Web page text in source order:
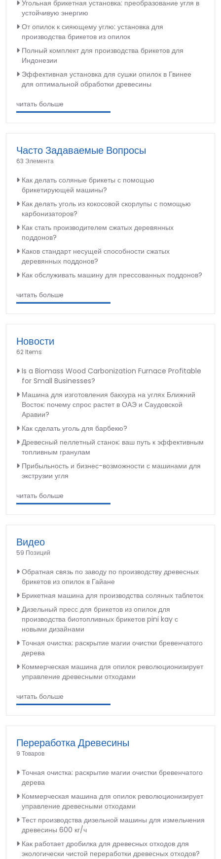
Угольная брикетная установка: преобразование угля в
устойчивую энергию
От опилок к сияющему углю: установка для
производства брикетов из опилок
Полный комплект для производства брикетов для
Индонезии
Эффективная установка для сушки опилок в Гвинее
для оптимальной обработки древесины
читать больше
Часто Задаваемые Вопросы
63 Элемента
Как делать соляные брикеты с помощью
брикетирующей машины?
Как делать уголь из кокосовой скорлупы с помощью
карбонизаторов?
Как стать производителем сжатых деревянных
поддонов?
Каков стандарт несущей способности сжатых
деревянных поддонов?
Как обслуживать машину для прессованных поддонов?
читать больше
Новости
62 Items
Is a Biomass Wood Carbonization Furnace Profitable
for Small Businesses?
Машина для изготовления бакхура на углях Ближний
Восток: почему спрос растет в ОАЭ и Саудовской
Аравии?
Как сделать уголь для барбекю?
Древесный пеллетный станок: ваш путь к эффективным
топливным гранулам
Прибыльность и бизнес-возможности с машинами для
экструзии угля
читать больше
Видео
59 Позиций
Обратная связь по заводу по производству древесных
брикетов из опилок в Гайане
Брикетная машина для производства соляных таблеток
Дизельный пресс для брикетов из опилок для
производства биотопливных брикетов pini kay с
новыми дизайнами
Точная очистка: раскрытие магии очистки бревенчатого
дерева
Коммерческая машина для опилок революционизирует
управление древесными отходами
читать больше
Переработка Древесины
9 Товаров
Точная очистка: раскрытие магии очистки бревенчатого
дерева
Коммерческая машина для опилок революционизирует
управление древесными отходами
Тест производства дизельной машины для измельчения
древесины 600 кг/ч
Как работает дробилка для древесных отходов для
экологически чистой переработки древесных отходов?